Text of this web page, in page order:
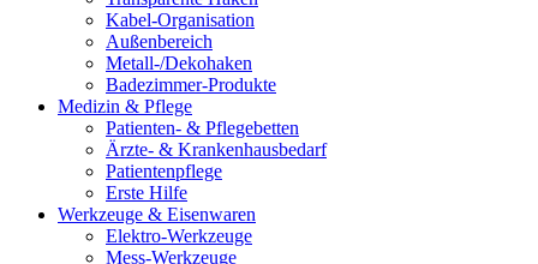
Kabel-Organisation
Außenbereich
Metall-/Dekohaken
Badezimmer-Produkte
Medizin & Pflege
Patienten- & Pflegebetten
Ärzte- & Krankenhausbedarf
Patientenpflege
Erste Hilfe
Werkzeuge & Eisenwaren
Elektro-Werkzeuge
Mess-Werkzeuge